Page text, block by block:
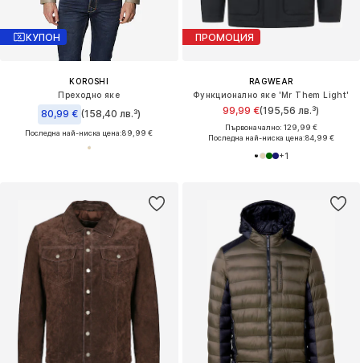
КУПОН
KOROSHI
Преходно яке
80,99 € (158,40 лв.³)
Последна най-ниска цена:89,99 €
ПРОМОЦИЯ
RAGWEAR
Функционално яке 'Mr Them Light'
99,99 €(195,56 лв.³)
Първоначално: 129,99 €
Последна най-ниска цена:84,99 €
+1